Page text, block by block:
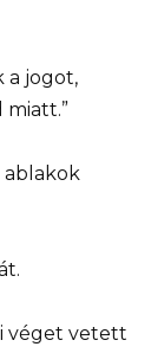
a jogot,
miatt.”
ablakok
véget vetett